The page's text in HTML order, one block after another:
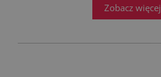
Zobacz więcej